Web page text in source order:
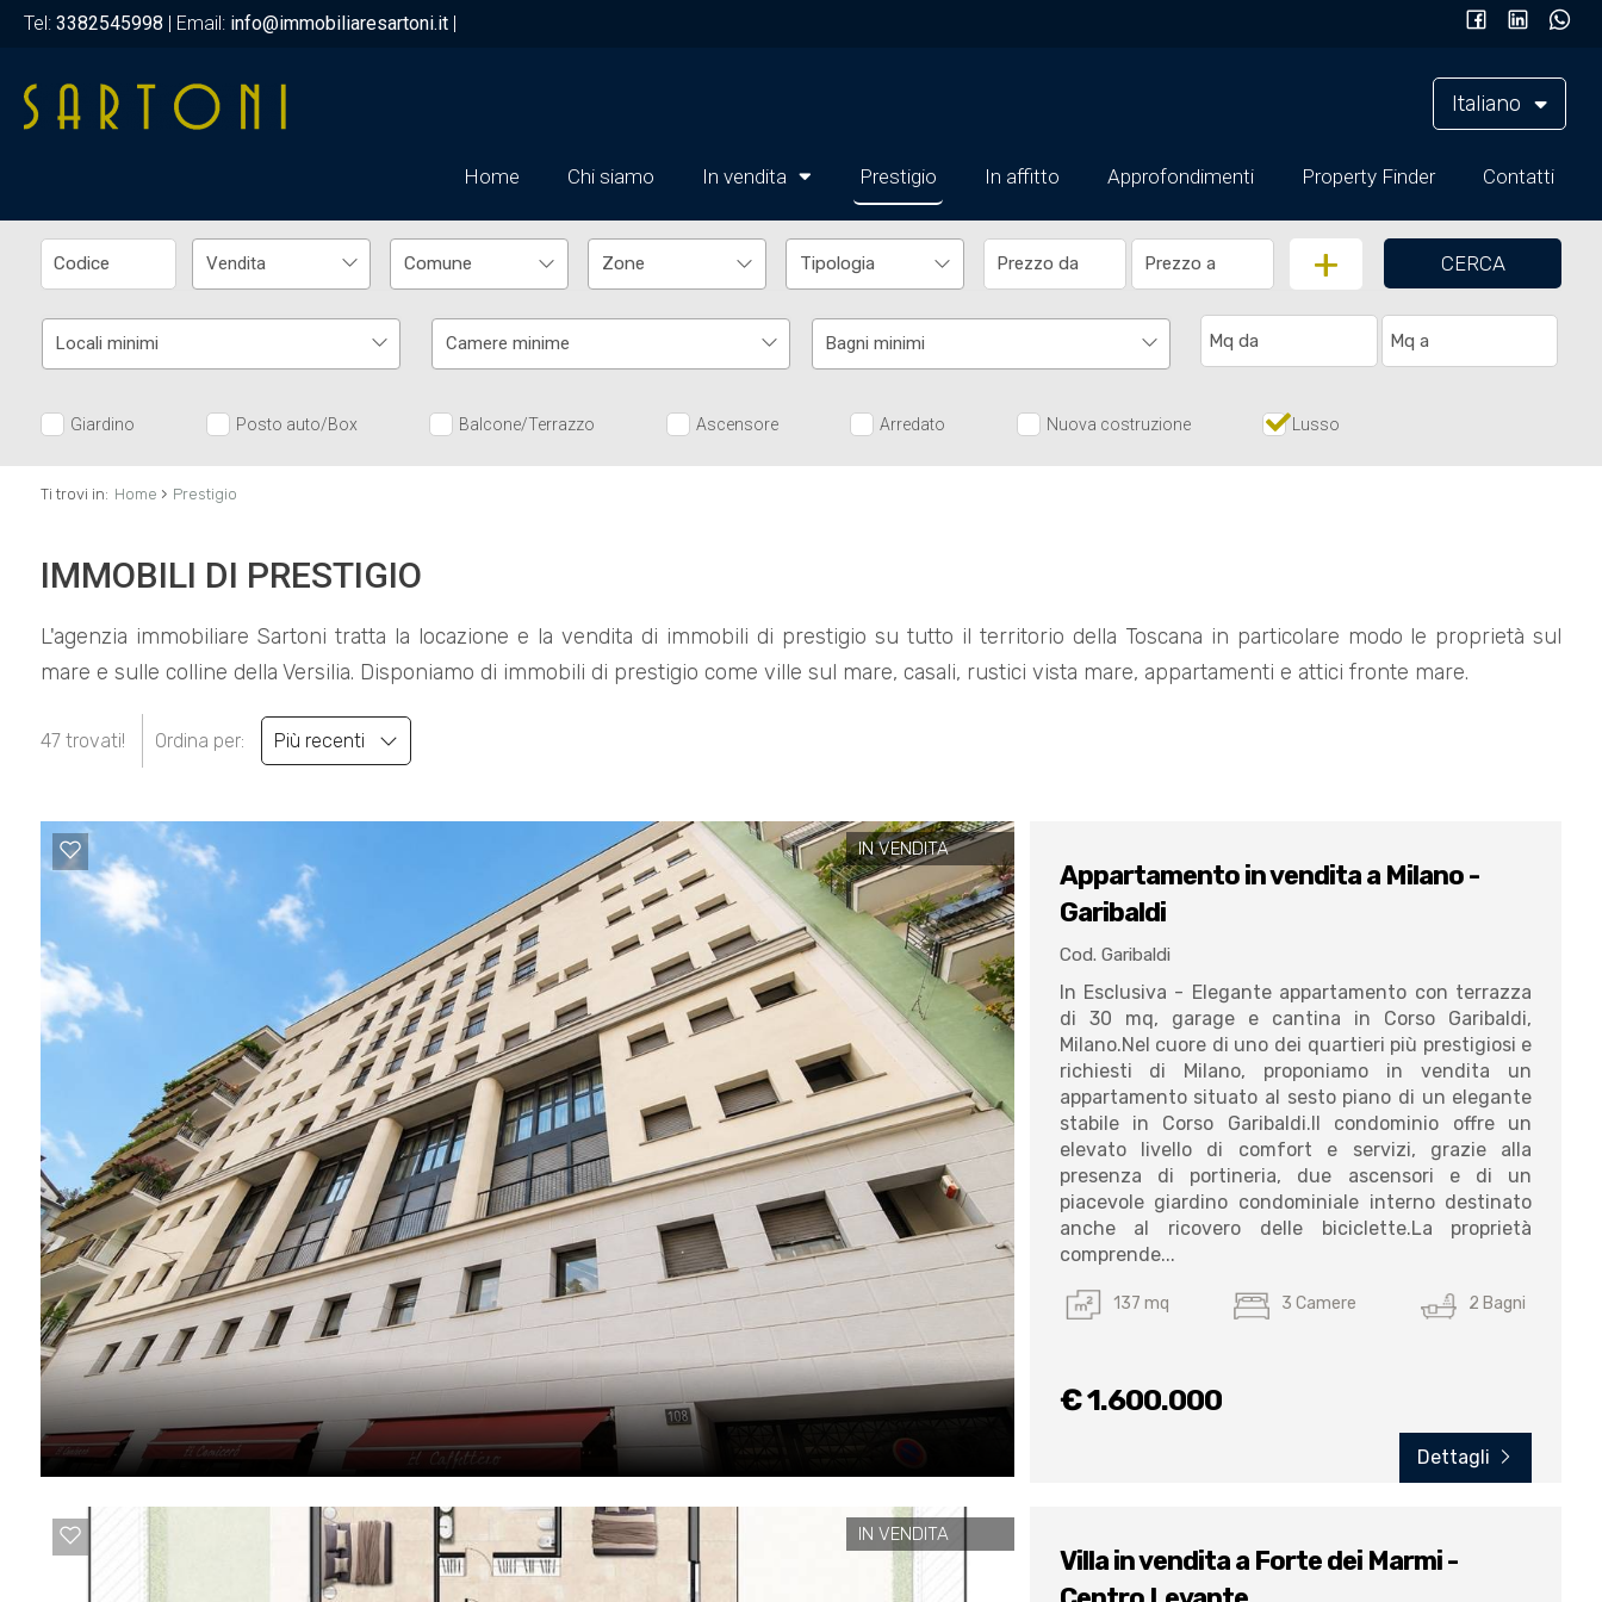
Italiano
Home Chi siamo In vendita Prestigio In affitto Approfondimenti Property Finder Contatti
Tel: 3382545998 | Email: info@immobiliaresartoni.it |
Vendita + CERCA
Locali minimi Camere minime Bagni minimi
Giardino Posto auto/Box Balcone/Terrazzo Ascensore Arredato Nuova costruzione Lusso
Ti trovi in: Home › Prestigio
IMMOBILI DI PRESTIGIO
L'agenzia immobiliare Sartoni tratta la locazione e la vendita di immobili di prestigio su tutto il territorio della Toscana in particolare modo le proprietà sul
mare e sulle colline della Versilia. Disponiamo di immobili di prestigio come ville sul mare, casali, rustici vista mare, appartamenti e attici fronte mare.
47 trovati! Ordina per: Più recenti
IN VENDITA
Appartamento in vendita a Milano -
Garibaldi
Cod. Garibaldi
In Esclusiva - Elegante appartamento con terrazza
di 30 mq, garage e cantina in Corso Garibaldi,
Milano.Nel cuore di uno dei quartieri più prestigiosi e
richiesti di Milano, proponiamo in vendita un
appartamento situato al sesto piano di un elegante
stabile in Corso Garibaldi.Il condominio offre un
elevato livello di comfort e servizi, grazie alla
presenza di portineria, due ascensori e di un
piacevole giardino condominiale interno destinato
anche al ricovero delle biciclette.La proprietà
comprende...
137 mq 3 Camere 2 Bagni
€ 1.600.000
Dettagli
IN VENDITA
Villa in vendita a Forte dei Marmi -